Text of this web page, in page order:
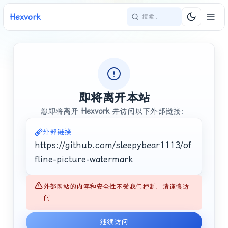
Hexvork
即将离开本站
您即将离开 Hexvork并访问以下外部链接：
外部链接
https://github.com/sleepybear1113/of
fline-picture-watermark
外部网站的内容和安全性不受我们控制，请谨慎访
问
继续访问